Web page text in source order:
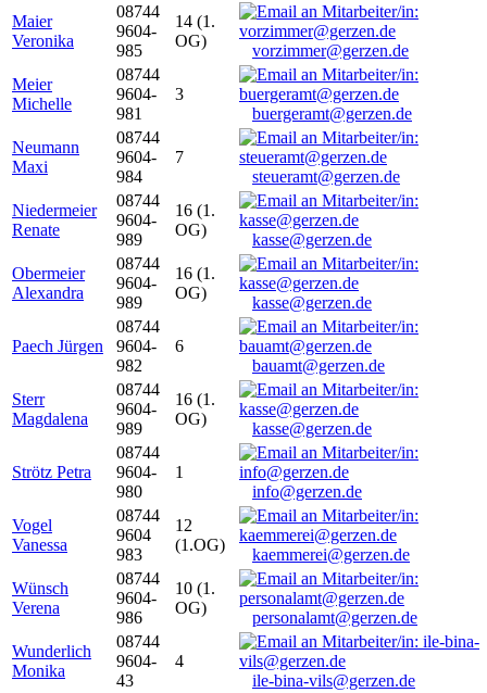
Maier
Veronika
08744
9604-
985
14 (1.
OG)
vorzimmer@gerzen.de
Meier
Michelle
08744
9604-
981
3
buergeramt@gerzen.de
Neumann
Maxi
08744
9604-
984
7
steueramt@gerzen.de
Niedermeier
Renate
08744
9604-
989
16 (1.
OG)
kasse@gerzen.de
Obermeier
Alexandra
08744
9604-
989
16 (1.
OG)
kasse@gerzen.de
Paech Jürgen
08744
9604-
982
6
bauamt@gerzen.de
Sterr
Magdalena
08744
9604-
989
16 (1.
OG)
kasse@gerzen.de
Strötz Petra
08744
9604-
980
1
info@gerzen.de
Vogel
Vanessa
08744
9604
983
12
(1.OG)
kaemmerei@gerzen.de
Wünsch
Verena
08744
9604-
986
10 (1.
OG)
personalamt@gerzen.de
Wunderlich
Monika
08744
9604-
43
4
ile-bina-vils@gerzen.de